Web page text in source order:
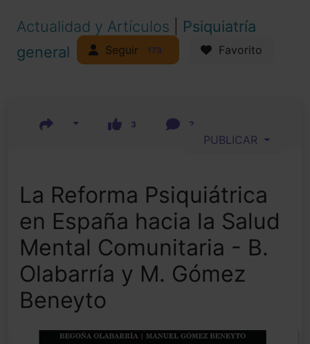
Actualidad y Artículos
Psiquiatría
general
Seguir 173 Favorito
3 2
PUBLICAR
La Reforma Psiquiátrica
en España hacia la Salud
Mental Comunitaria - B.
Olabarría y M. Gómez
Beneyto